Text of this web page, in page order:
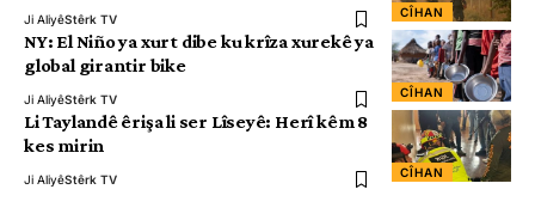
CÎHAN
Ji AliyêStêrk TV
CÎHAN
NY: El Niño ya xurt dibe ku krîza xurekê ya
global girantir bike
Ji AliyêStêrk TV
CÎHAN
Li Taylandê êrişa li ser Lîseyê: Herî kêm 8
kes mirin
Ji AliyêStêrk TV